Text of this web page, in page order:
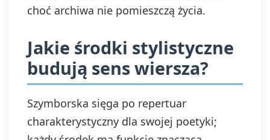
choć archiwa nie pomieszczą życia.
Jakie środki stylistyczne
budują sens wiersza?
Szymborska sięga po repertuar
charakterystyczny dla swojej poetyki;